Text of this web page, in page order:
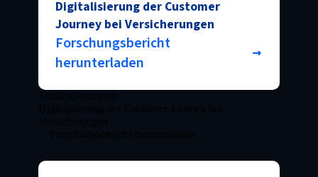
Digitalisierung der Customer
Journey bei Versicherungen
Forschungsbericht
herunterladen